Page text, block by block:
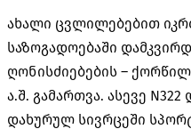
ახალი ცვლილებებით
საზოგადოებაში
ღონისძიებების –
ა.შ. გამართვა. ასევე
დახურულ სივრცეში